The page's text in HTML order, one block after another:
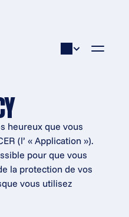
heureux que vous
(l’ « Application »).
pour que vous
la protection de vos
vous utilisez